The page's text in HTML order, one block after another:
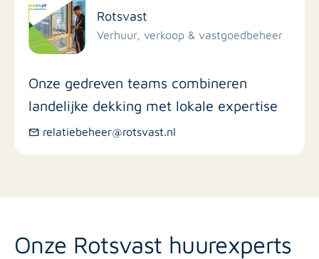
Rotsvast
Verhuur, verkoop & vastgoedbeheer
Onze gedreven teams combineren
landelijke dekking met lokale expertise
relatiebeheer@rotsvast.nl
Onze Rotsvast huurexperts